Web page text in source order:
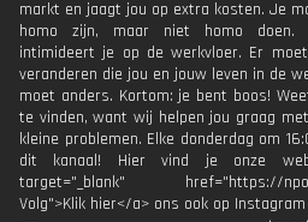
markt en jaagt jou op extra kosten. Je
homo zijn, maar niet homo doen.
intimideert je op de werkvloer. Er
veranderen die jou en jouw leven in de
moet anders. Kortom: je bent boos!
te vinden, want wij helpen jou graag
kleine problemen. Elke donderdag om
dit kanaal! Hier vind je onze
target="_blank" href="https://
Volg">Klik hier</a> ons ook op Instagram